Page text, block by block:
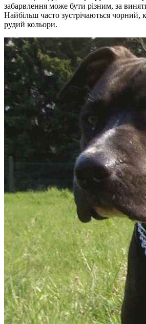
забарвлення може бути різним, за
Найбільш часто зустрічаються чорний,
рудий кольори.